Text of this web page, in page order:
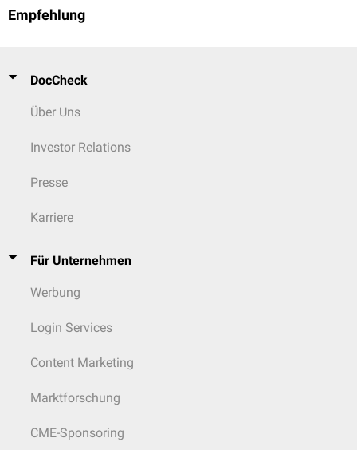
Empfehlung
DocCheck
Über Uns
Investor Relations
Presse
Karriere
Für Unternehmen
Werbung
Login Services
Content Marketing
Marktforschung
CME-Sponsoring